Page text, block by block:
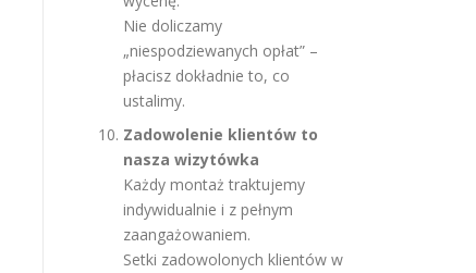
Nie doliczamy
„niespodziewanych opłat” –
płacisz dokładnie to, co
ustalimy.
Zadowolenie klientów to
nasza wizytówka
Każdy montaż traktujemy
indywidualnie i z pełnym
zaangażowaniem.
Setki zadowolonych klientów w